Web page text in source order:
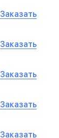
Заказать
Заказать
Заказать
Заказать
Заказать